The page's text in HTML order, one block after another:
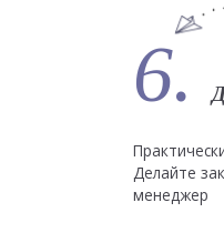
6.
Делайте
менеджер